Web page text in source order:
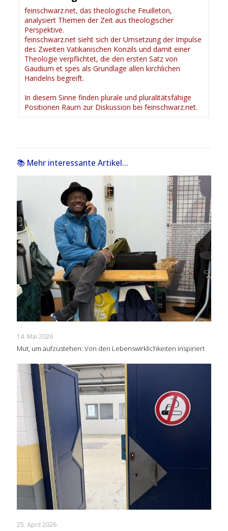
feinschwarz.net, das theologische Feuilleton,
analysiert Themen der Zeit aus theologischer
Perspektive.
feinschwarz.net sieht sich der Umsetzung der Impulse
des Zweiten Vatikanischen Konzils und damit einer
Theologie verpflichtet, die den ersten Satz von
Gaudium et spes als Grundlage allen kirchlichen
Handelns begreift.
In diesem Sinne finden plurale und pluralitätsfähige
Positionen Raum zur Diskussion bei feinschwarz.net.
📚 Mehr interessante Artikel...
14. Mai 2026
Mut, um aufzustehen: Von den Lebenswirklichkeiten inspiriert
25. April 2026